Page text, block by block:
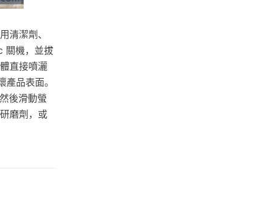
清潔劑、
關機，並拔
直接噴灑
品表面。
後滑動螢
磨劑，或